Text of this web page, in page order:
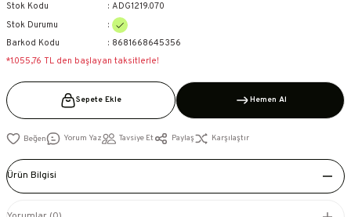
Stok Kodu
ADG1219.070
Stok Durumu
Barkod Kodu
8681668645356
*1.055,76 TL den başlayan taksitlerle!
Sepete Ekle Hemen Al
Yorum Yaz Tavsiye Et Paylaş Karşılaştır
Ürün Bilgisi